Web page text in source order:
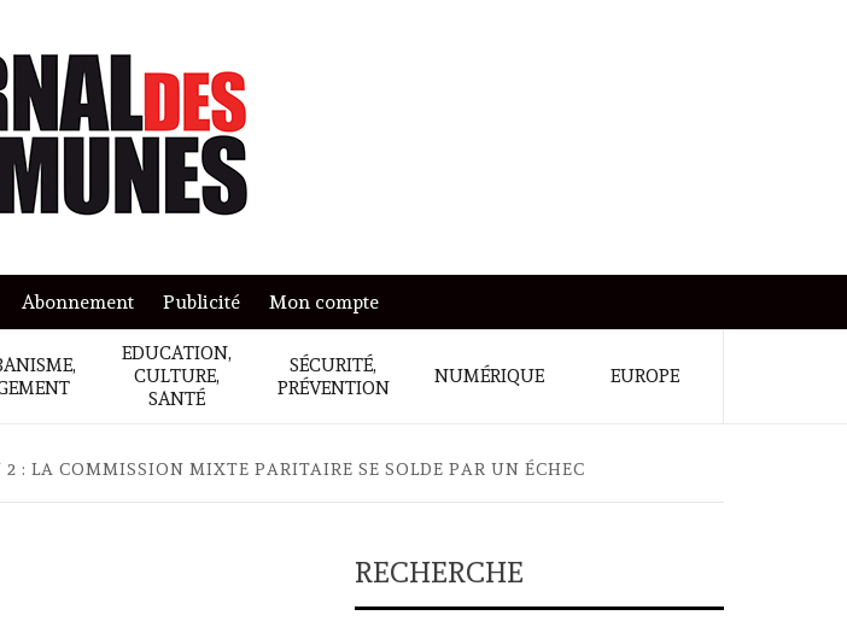
Abonnement Publicité Mon compte
EDUCATION,
CULTURE,
SANTÉ
SÉCURITÉ,
PRÉVENTION
NUMÉRIQUE EUROPE
2 : LA COMMISSION MIXTE PARITAIRE SE SOLDE PAR UN ÉCHEC
RECHERCHE